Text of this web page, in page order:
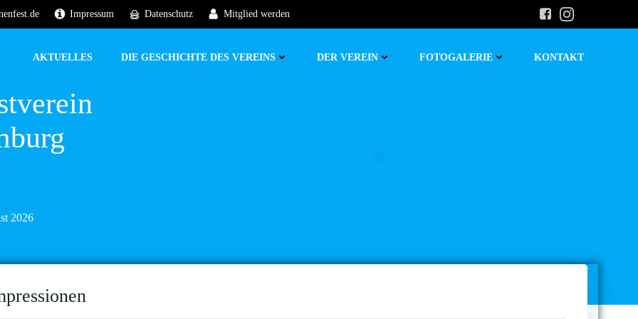
Impressum Datenschutz Mitglied werden
AKTUELLES DIE GESCHICHTE DES VEREINS DER VEREIN FOTOGALERIE KONTAKT
2026